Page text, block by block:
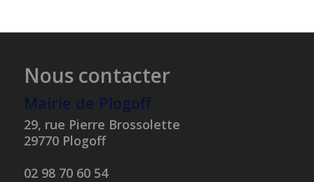
Nous contacter
Mairie de Plogoff
29, rue Pierre Brossolette
29770 Plogoff
02 98 70 60 54